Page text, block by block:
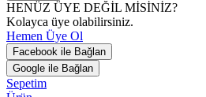
HENÜZ ÜYE DEĞİL MİSİNİZ?
Kolayca üye olabilirsiniz.
Hemen Üye Ol
Facebook ile Bağlan
Google ile Bağlan
Sepetim